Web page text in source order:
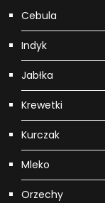
Cebula
Indyk
Jabłka
Krewetki
Kurczak
Mleko
Orzechy